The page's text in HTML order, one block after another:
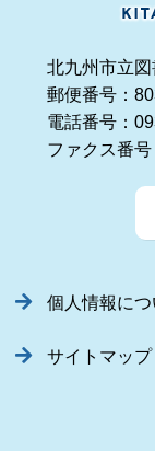
北九州市立図
郵便番号：
電話番号：
ファクス番
個人情報につ
サイトマップ